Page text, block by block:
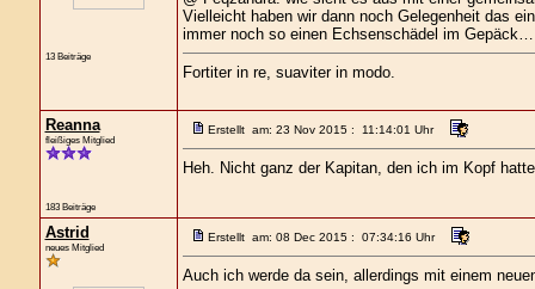
13 Beiträge
Vielleicht haben wir dann noch Gelegenheit das
immer noch so einen Echsenschädel im
Fortiter in re, suaviter in modo.
Reanna
fleißiges Mitglied
183 Beiträge
Erstellt am: 23 Nov 2015 : 11:14:01 Uhr
Heh. Nicht ganz der Kapitan, den ich im Kopf
Astrid
neues Mitglied
Erstellt am: 08 Dec 2015 : 07:34:16 Uhr
Auch ich werde da sein, allerdings mit einem